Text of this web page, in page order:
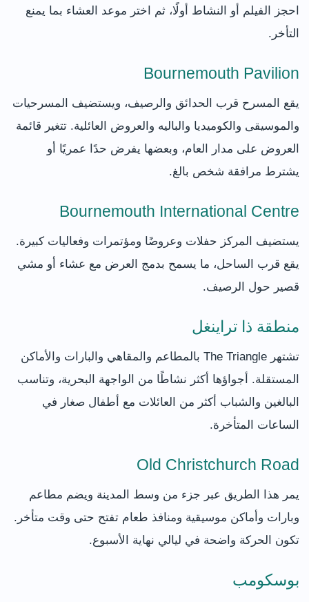
احجز الفيلم أو النشاط أولًا، ثم اختر موعد العشاء بما يمنع
التأخر.
Bournemouth Pavilion
يقع المسرح قرب الحدائق والرصيف، ويستضيف المسرحيات
والموسيقى والكوميديا والباليه والعروض العائلية. تتغير قائمة
العروض على مدار العام، وبعضها يفرض حدًا عمريًا أو
يشترط مرافقة شخص بالغ.
Bournemouth International Centre
يستضيف المركز حفلات وعروضًا ومؤتمرات وفعاليات كبيرة.
يقع قرب الساحل، ما يسمح بدمج العرض مع عشاء أو مشي
قصير حول الرصيف.
منطقة ذا تراينغل
تشتهر The Triangle بالمطاعم والمقاهي والبارات والأماكن
المستقلة. أجواؤها أكثر نشاطًا من الواجهة البحرية، وتناسب
البالغين والشباب أكثر من العائلات مع أطفال صغار في
الساعات المتأخرة.
Old Christchurch Road
يمر هذا الطريق عبر جزء من وسط المدينة ويضم مطاعم
وبارات وأماكن موسيقية ومنافذ طعام تفتح حتى وقت متأخر.
تكون الحركة واضحة في ليالي نهاية الأسبوع.
بوسكومب